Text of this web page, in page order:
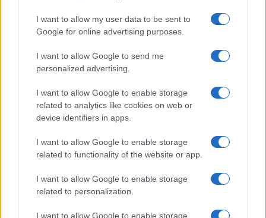
I want to allow my user data to be sent to
Google for online advertising purposes.
I want to allow Google to send me
personalized advertising.
I want to allow Google to enable storage
related to analytics like cookies on web or
device identifiers in apps.
I want to allow Google to enable storage
related to functionality of the website or app.
I want to allow Google to enable storage
related to personalization.
I want to allow Google to enable storage